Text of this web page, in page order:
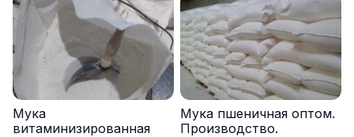
Мука
витаминизированная
Мука пшеничная оптом.
Производство.